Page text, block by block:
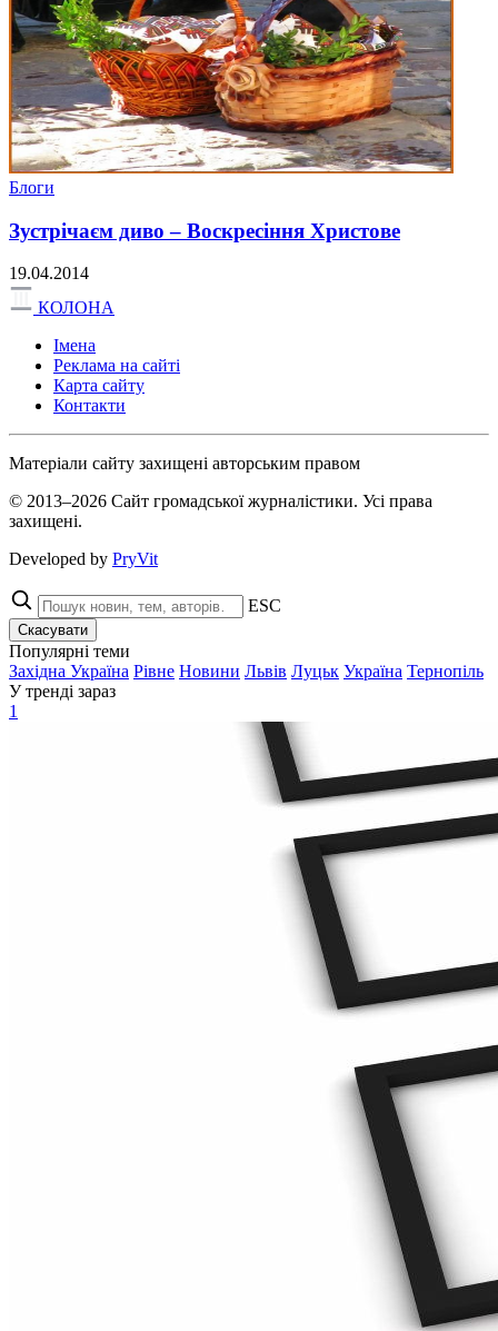
Блоги
Зустрічаєм диво – Воскресіння Христове
19.04.2014
КОЛОНА
Імена
Реклама на сайті
Карта сайту
Контакти
Матеріали сайту захищені авторським правом
© 2013–2026 Сайт громадської журналістики. Усі права
захищені.
Developed by PryVit
ESC
Скасувати
Популярні теми
Західна Україна Рівне Новини Львів Луцьк Україна Тернопіль
У тренді зараз
1